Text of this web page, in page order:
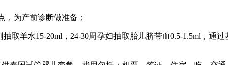
为产前诊断做准备；
羊水15-20ml，24-30周孕妇抽取胎儿脐带血0.5-1.5ml，通